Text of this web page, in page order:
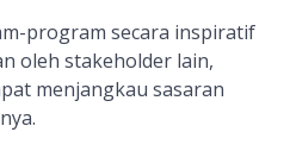
program secara inspiratif
oleh stakeholder lain,
menjangkau sasaran